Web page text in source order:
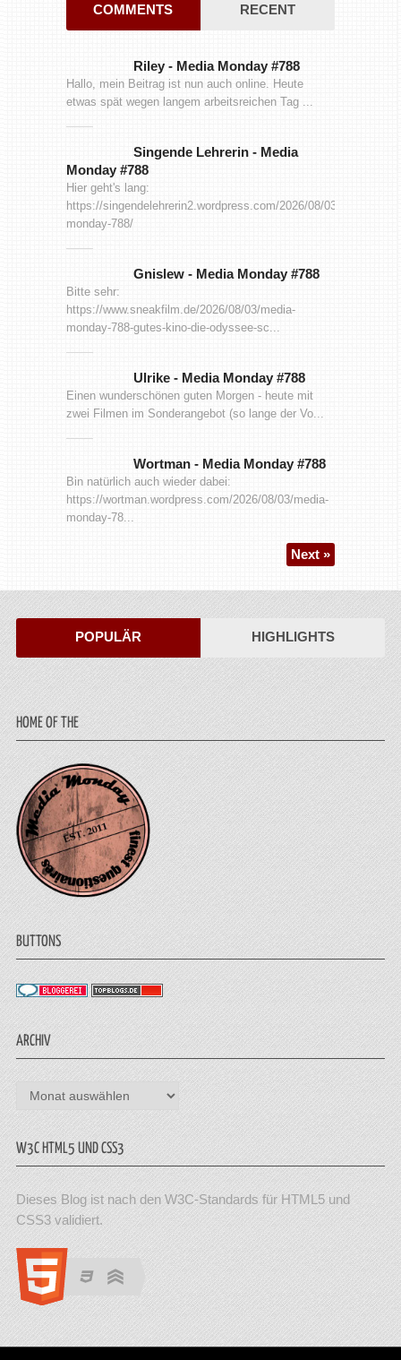
COMMENTS RECENT
Riley - Media Monday #788
Hallo, mein Beitrag ist nun auch online. Heute
etwas spät wegen langem arbeitsreichen Tag ...
Singende Lehrerin - Media
Monday #788
Hier geht's lang:
https://singendelehrerin2.wordpress.com/2026/08/03/media-
monday-788/
Gnislew - Media Monday #788
Bitte sehr:
https://www.sneakfilm.de/2026/08/03/media-
monday-788-gutes-kino-die-odyssee-sc...
Ulrike - Media Monday #788
Einen wunderschönen guten Morgen - heute mit
zwei Filmen im Sonderangebot (so lange der Vo...
Wortman - Media Monday #788
Bin natürlich auch wieder dabei:
https://wortman.wordpress.com/2026/08/03/media-
monday-78...
Next »
POPULÄR HIGHLIGHTS
HOME OF THE
BUTTONS
ARCHIV
Archiv
W3C HTML5 UND CSS3
Dieses Blog ist nach den W3C-Standards für HTML5 und
CSS3 validiert.